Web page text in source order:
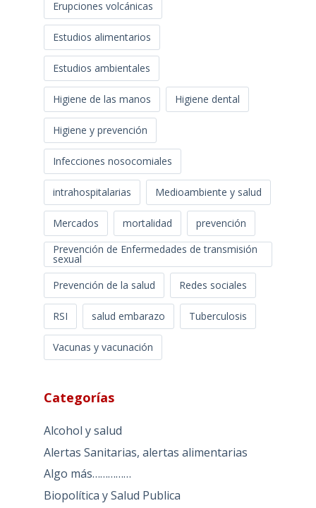
Erupciones volcánicas
Estudios alimentarios
Estudios ambientales
Higiene de las manos Higiene dental
Higiene y prevención
Infecciones nosocomiales
intrahospitalarias Medioambiente y salud
Mercados mortalidad
prevención
Prevención de Enfermedades de transmisión
sexual
Prevención de la salud
Redes sociales
RSI salud embarazo Tuberculosis
Vacunas y vacunación
Categorías
Alcohol y salud
Alertas Sanitarias, alertas alimentarias
Algo más……………
Biopolítica y Salud Publica